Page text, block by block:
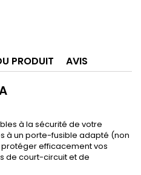
PRODUIT AVIS
à la sécurité de votre
à un porte-fusible adapté (non
efficacement vos
de court-circuit et de